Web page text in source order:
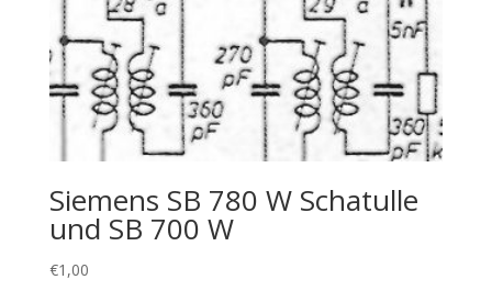
Siemens SB 780 W Schatulle
und SB 700 W
€1,00